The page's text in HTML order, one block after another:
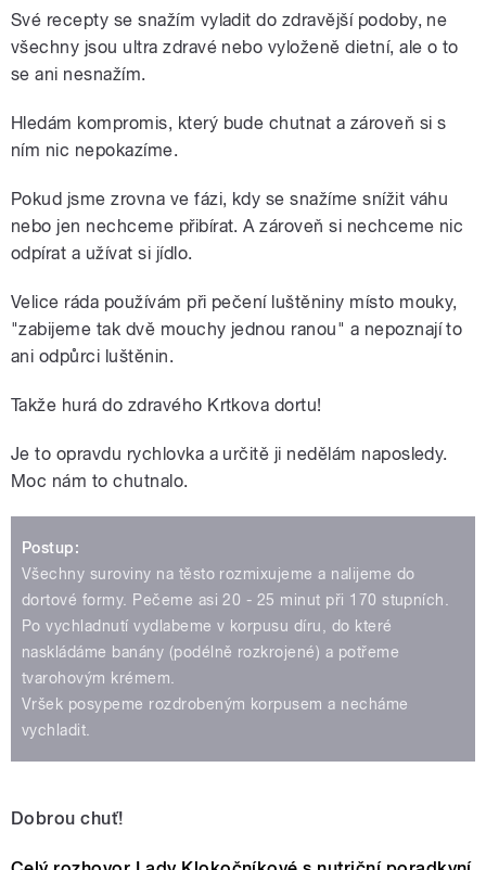
Své recepty se snažím vyladit do zdravější podoby, ne
všechny jsou ultra zdravé nebo vyloženě dietní, ale o to
se ani nesnažím.
Hledám kompromis, který bude chutnat a zároveň si s
ním nic nepokazíme.
Pokud jsme zrovna ve fázi, kdy se snažíme snížit váhu
nebo jen nechceme přibírat. A zároveň si nechceme nic
odpírat a užívat si jídlo.
Velice ráda používám při pečení luštěniny místo mouky,
"zabijeme tak dvě mouchy jednou ranou" a nepoznají to
ani odpůrci luštěnin.
Takže hurá do zdravého Krtkova dortu!
Je to opravdu rychlovka a určitě ji nedělám naposledy.
Moc nám to chutnalo.
Postup:
Všechny suroviny na těsto rozmixujeme a nalijeme do
dortové formy. Pečeme asi 20 - 25 minut při 170 stupních.
Po vychladnutí vydlabeme v korpusu díru, do které
naskládáme banány (podélně rozkrojené) a potřeme
tvarohovým krémem.
Vršek posypeme rozdrobeným korpusem a necháme
vychladit.
Dobrou chuť!